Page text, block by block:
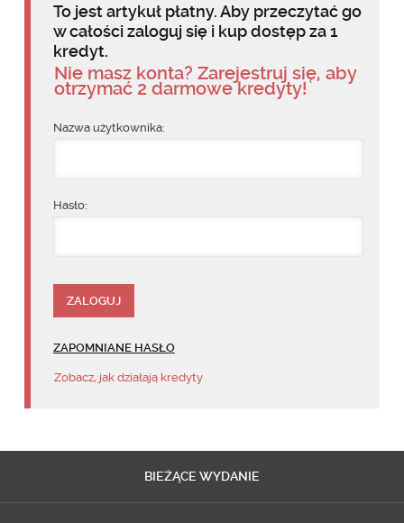
To jest artykuł płatny. Aby przeczytać go
w całości zaloguj się i kup dostęp za 1
kredyt.
Nie masz konta? Zarejestruj się, aby
otrzymać 2 darmowe kredyty!
Nazwa użytkownika:
Hasło:
ZAPOMNIANE HASŁO
Zobacz, jak działają kredyty
BIEŻĄCE WYDANIE